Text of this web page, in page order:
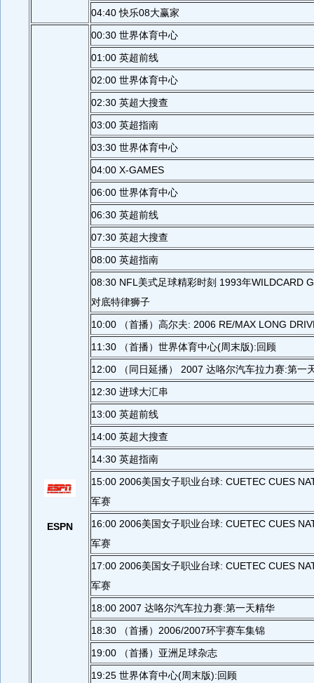
04:40 快乐08大赢家
ESPN
00:30 世界体育中心
01:00 英超前线
02:00 世界体育中心
02:30 英超大搜查
03:00 英超指南
03:30 世界体育中心
04:00 X-GAMES
06:00 世界体育中心
06:30 英超前线
07:30 英超大搜查
08:00 英超指南
08:30 NFL美式足球精彩时刻 1993年WILDCARD
对底特律狮子
10:00 （首播）高尔夫: 2006 RE/MAX LONG
11:30 （首播）世界体育中心(周末版):回顾
12:00 （同日延播） 2007 达咯尔汽车拉力赛:第一
12:30 进球大汇串
13:00 英超前线
14:00 英超大搜查
14:30 英超指南
15:00 2006美国女子职业台球: CUETEC CUES
军赛
16:00 2006美国女子职业台球: CUETEC CUES
军赛
17:00 2006美国女子职业台球: CUETEC CUES
军赛
18:00 2007 达咯尔汽车拉力赛:第一天精华
18:30 （首播）2006/2007环宇赛车集锦
19:00 （首播）亚洲足球杂志
19:25 世界体育中心(周末版):回顾